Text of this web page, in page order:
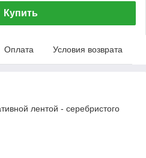
Купить
Оплата Условия возврата
лентой - серебристого